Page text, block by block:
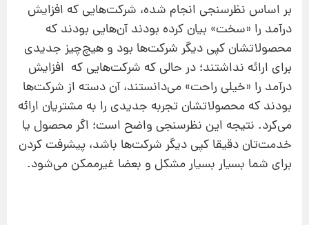
بر اساس نظرسنجی انجام شده، شرکت‌هایی که افزایش
درآمد را «سخت» بیان کرده بودند آن‌هایی بودند که
محصولاتشان کپی دیگر شرکت‌ها بود و هیچ‌چیز جدیدی
برای ارائه نداشتند؛ در حالی که شرکت‌هایی که افزایش
درآمد را «خیلی راحت» می‌دانستند، آن‌ دسته از شرکت‌ها
بودند که محصولاتشان تجربه جدیدی را به مشتریان ارائه
می‌کرد. نتیجه این نظرسنجی واضح است؛ اگر محصول یا
خدمت‌تان دقیقا کپی دیگر شرکت‌ها باشد، پیشرفت‌ کردن
برای شما بسیار بسیار مشکل و بعضا غیرممکن می‌شود.